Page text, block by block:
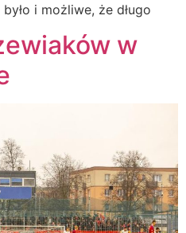
i możliwe, że długo
w